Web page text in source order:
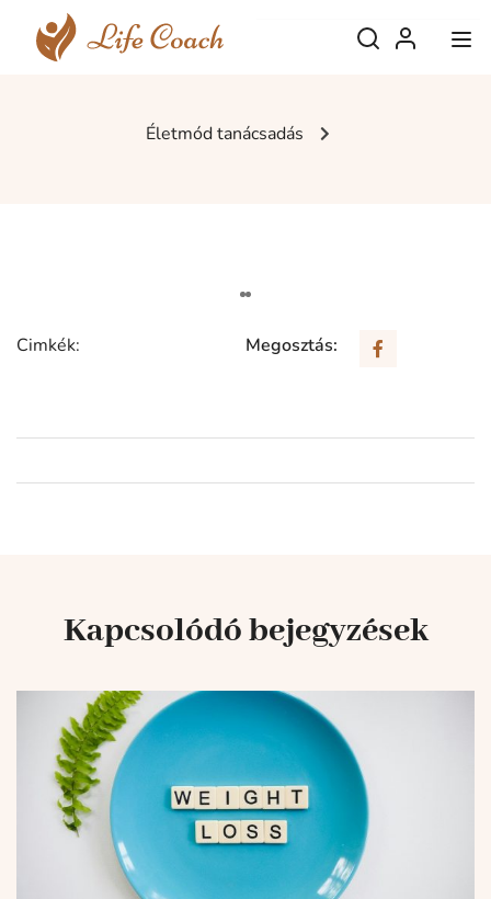
Életmód tanácsadás
Cimkék: Megosztás:
Kapcsolódó bejegyzések